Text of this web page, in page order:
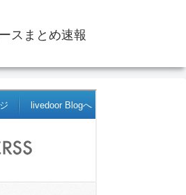
スまとめ速報